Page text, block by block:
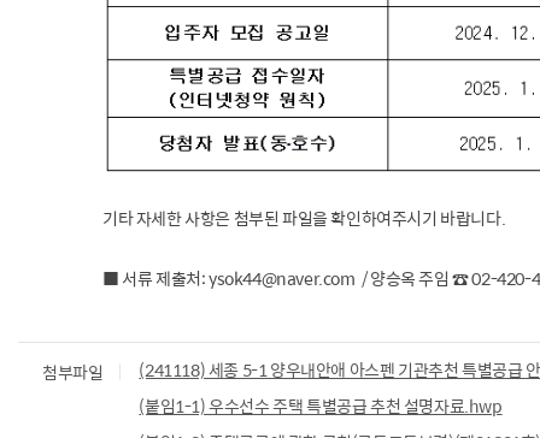
기타 자세한 사항은 첨부된 파일을 확인하여주시기 바랍니다.
■ 서류 제출처: ysok44@naver.com / 양승옥 주임 ☎ 02-420-
첨부파일
(241118) 세종 5-1 양우내안애 아스펜 기관추천 특별공급
(붙임1-1) 우수선수 주택 특별공급 추천 설명자료.hwp